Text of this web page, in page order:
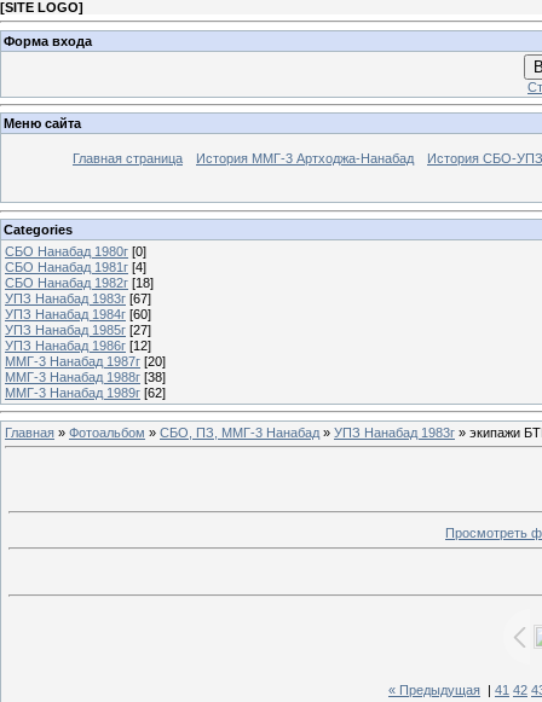
[SITE LOGO]
Форма входа
Меню сайта
Главная страница История ММГ-3 Артходжа-Нанабад История СБО-УПЗ
Categories
СБО Нанабад 1980г [0]
СБО Нанабад 1981г [4]
СБО Нанабад 1982г [18]
УПЗ Нанабад 1983г [67]
УПЗ Нанабад 1984г [60]
УПЗ Нанабад 1985г [27]
УПЗ Нанабад 1986г [12]
ММГ-3 Нанабад 1987г [20]
ММГ-3 Нанабад 1988г [38]
ММГ-3 Нанабад 1989г [62]
Главная » Фотоальбом » СБО, ПЗ, ММГ-3 Нанабад » УПЗ Нанабад 1983г » экипажи
Просмотреть
« Предыдущая 41 42